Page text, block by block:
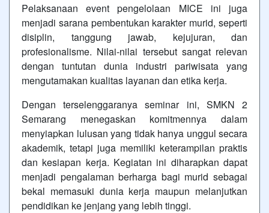
Pelaksanaan event pengelolaan MICE ini juga
menjadi sarana pembentukan karakter murid, seperti
disiplin, tanggung jawab, kejujuran, dan
profesionalisme. Nilai-nilai tersebut sangat relevan
dengan tuntutan dunia industri pariwisata yang
mengutamakan kualitas layanan dan etika kerja.
Dengan terselenggaranya seminar ini, SMKN 2
Semarang menegaskan komitmennya dalam
menyiapkan lulusan yang tidak hanya unggul secara
akademik, tetapi juga memiliki keterampilan praktis
dan kesiapan kerja. Kegiatan ini diharapkan dapat
menjadi pengalaman berharga bagi murid sebagai
bekal memasuki dunia kerja maupun melanjutkan
pendidikan ke jenjang yang lebih tinggi.